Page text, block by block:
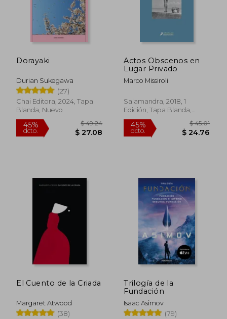
Dorayaki
Durian Sukegawa
(27)
Chai Editora, 2024, Tapa
Blanda, Nuevo
45%
dcto.
Actos Obscenos en
Lugar Privado
Marco Missiroli
Salamandra, 2018, 1
Edición, Tapa Blanda,
Nuevo
45%
dcto.
El Cuento de la Criada
Margaret Atwood
(38)
Trilogía de la
Fundación
Isaac Asimov
(79)